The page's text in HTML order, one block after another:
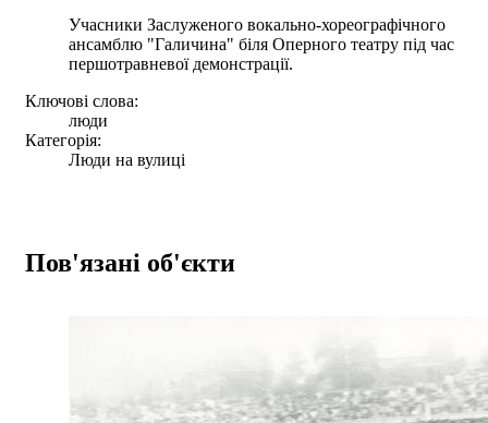
Учасники Заслуженого вокально-хореографічного
ансамблю "Галичина" біля Оперного театру під час
першотравневої демонстрації.
Ключові слова:
люди
Категорія:
Люди на вулиці
Пов'язані об'єкти